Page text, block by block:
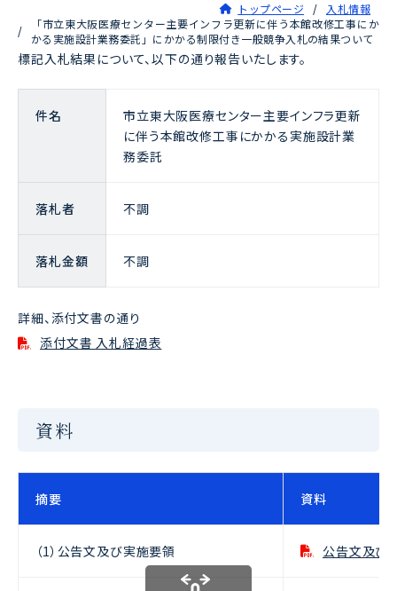
トップページ
入札情報
「市立東大阪医療センター主要インフラ更新に伴う本館改修工事にか
かる実施設計業務委託」にかかる制限付き一般競争入札の結果ついて
標記入札結果について、以下の通り報告いたします。
件名
市立東大阪医療センター主要インフラ更新
に伴う本館改修工事にかかる実施設計業
務委託
落札者 不調
落札金額 不調
詳細、添付文書の通り
添付文書 入札経過表
資料
摘要 資料
（1）公告文及び実施要領 公告文及び